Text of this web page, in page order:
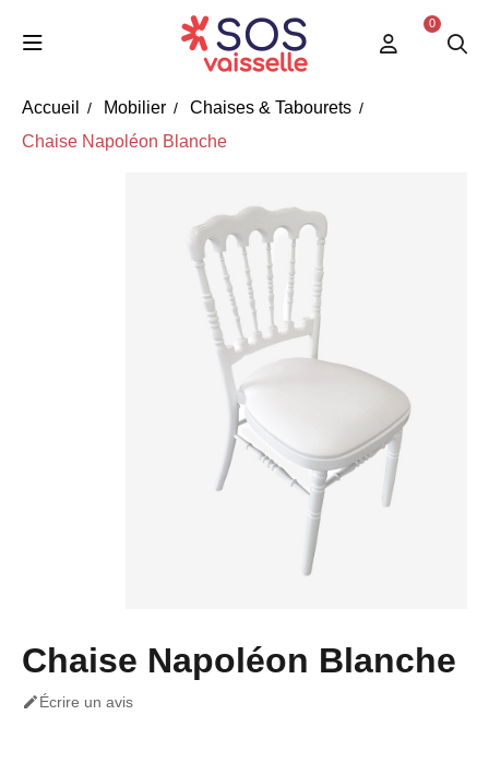
0
Accueil Mobilier
Chaises & Tabourets
Chaise Napoléon Blanche
Chaise Napoléon Blanche
Écrire un avis